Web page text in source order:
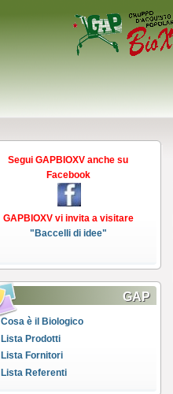
Segui GAPBIOXV anche su
Facebook
GAPBIOXV vi invita a visitare
"Baccelli di idee"
GAP
Cosa è il Biologico
Lista Prodotti
Lista Fornitori
Lista Referenti